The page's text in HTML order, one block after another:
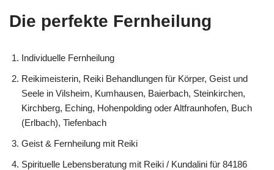
Die perfekte Fernheilung
Individuelle Fernheilung
Reikimeisterin, Reiki Behandlungen für Körper, Geist und
Seele in Vilsheim, Kumhausen, Baierbach, Steinkirchen,
Kirchberg, Eching, Hohenpolding oder Altfraunhofen, Buch
(Erlbach), Tiefenbach
Geist & Fernheilung mit Reiki
Spirituelle Lebensberatung mit Reiki / Kundalini für 84186